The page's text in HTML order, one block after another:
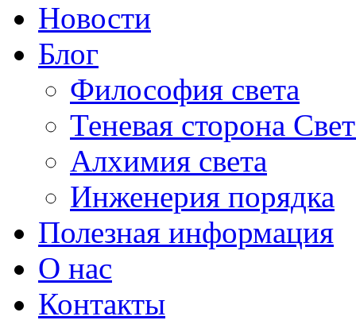
Новости
Блог
Философия света
Теневая сторона
Алхимия света
Инженерия порядка
Полезная информация
О нас
Контакты